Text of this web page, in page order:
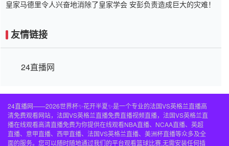
皇家马德里令人兴奋地消除了皇家学会 安彭负责造成巨大的灾难！
友情链接
24直播网
24直播网——2026世界杯✨花开半夏✨是一个专业的法国VS英格兰直播高
清免费观看网站，法国VS英格兰直播免费直播视频直播，法国VS英格兰直
播在线观看高清直播免费为你提供在线观看NBA直播、NCAA直播、英超
直播、意甲直播、西甲直播、法国VS英格兰直播、美洲杯直播等众多及全
面的服务。您可以随时随地通过我们的平台观看篮球比赛,无需安装任何插